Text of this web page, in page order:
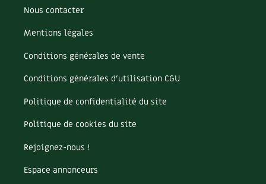
Nous contacter
Mentions légales
Conditions générales de vente
Conditions générales d’utilisation CGU
Politique de confidentialité du site
Politique de cookies du site
Rejoignez-nous !
Espace annonceurs